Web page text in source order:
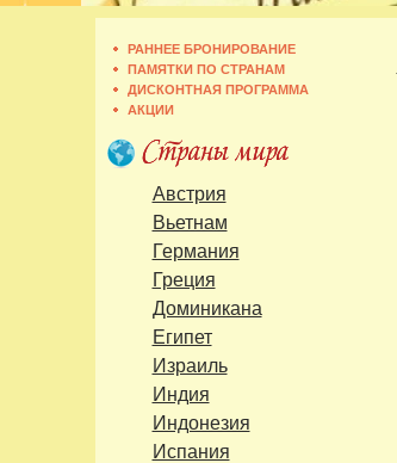
РАННЕЕ БРОНИРОВАНИЕ
ПАМЯТКИ ПО СТРАНАМ
ДИСКОНТНАЯ ПРОГРАММА
АКЦИИ
Австрия
Вьетнам
Германия
Греция
Доминикана
Египет
Израиль
Индия
Индонезия
Испания